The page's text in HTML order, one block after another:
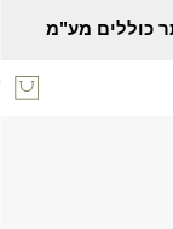
כוללים מע"מ